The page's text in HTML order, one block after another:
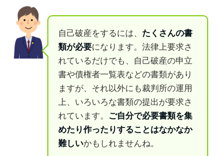
自己破産をするには、 たくさんの書
類が必要になります。法律上要求さ
れているだけでも、自己破産の申立
書や債権者一覧表などの書類があり
ますが、それ以外にも裁判所の運用
上、いろいろな書類の提出が要求さ
れています。 ご自分で必要書類を集
めたり作ったりすることはなかなか
難しいかもしれませんね。